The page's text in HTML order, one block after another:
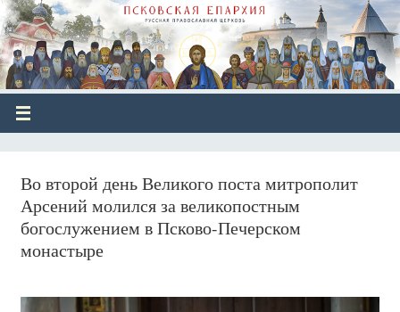
Во второй день Великого поста митрополит
Арсений молился за великопостным
богослужением в Псково-Печерском
монастыре